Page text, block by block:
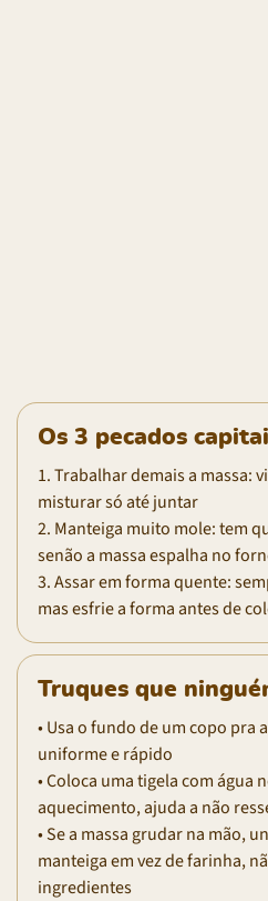
Os 3 pecados
1. Trabalhar demais a massa:
misturar só até juntar
2. Manteiga muito mole: tem
senão a massa espalha no
3. Assar em forma quente:
mas esfrie a forma antes de
Truques que
• Usa o fundo de um copo pra
uniforme e rápido
• Coloca uma tigela com
aquecimento, ajuda a não
• Se a massa grudar na mão,
manteiga em vez de farinha,
ingredientes